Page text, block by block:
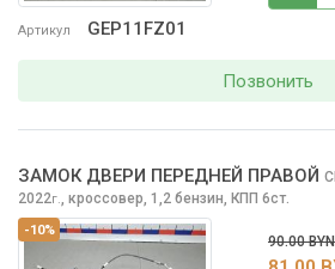
Артикул GEP11FZ01
Позвонить
-10%
ЗАМОК ДВЕРИ ПЕРЕДНЕЙ ПРАВОЙ
2022г., кроссовер, 1,2 бензин, КПП 6ст.
90.00 BYN